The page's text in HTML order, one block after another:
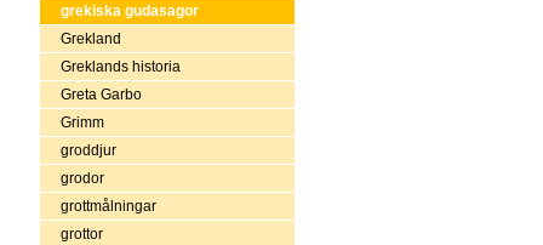
grekiska gudasagor
Grekland
Greklands historia
Greta Garbo
Grimm
groddjur
grodor
grottmålningar
grottor